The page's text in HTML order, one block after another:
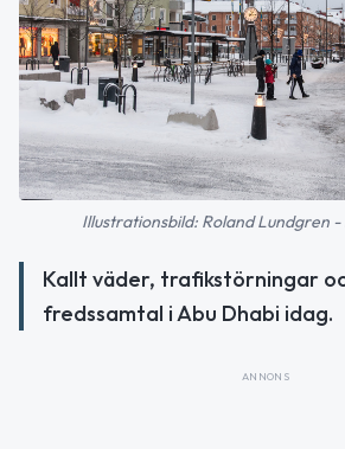
Illustrationsbild: Roland Lundgren
Kallt väder, trafikstörningar
fredssamtal i Abu Dhabi idag.
ANNONS